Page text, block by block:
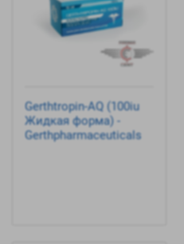
Gerthtropin-AQ (100iu
Жидкая форма) -
Gerthpharmaceuticals